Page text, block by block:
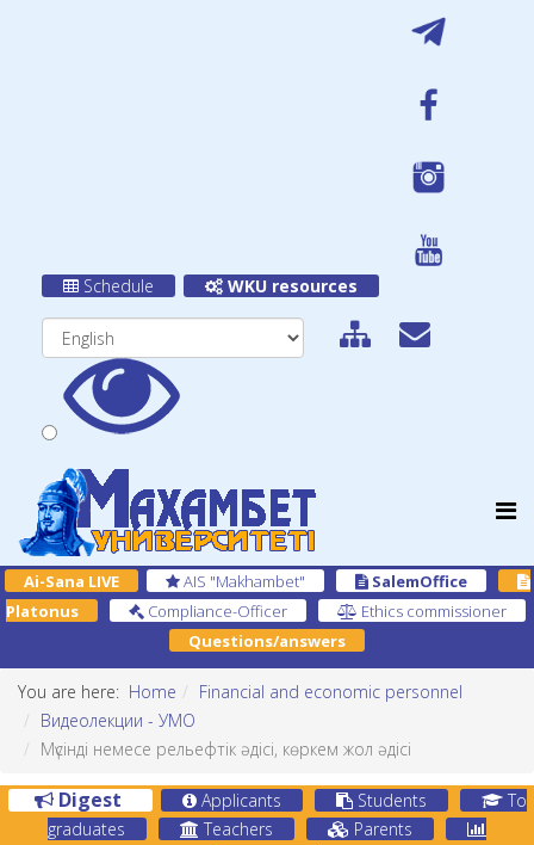
Schedule WKU resources
Ai-Sana LIVE AIS "Makhambet"
SalemOffice
Platonus
Compliance-Officer
Ethics commissioner
Questions/answers
You are here: Home
Financial and economic personnel
Видеолекции - УМО
Мүсінді немесе рельефтік әдісі, көркем жол әдісі
Digest Applicants Students
To
graduates
Teachers
Parents